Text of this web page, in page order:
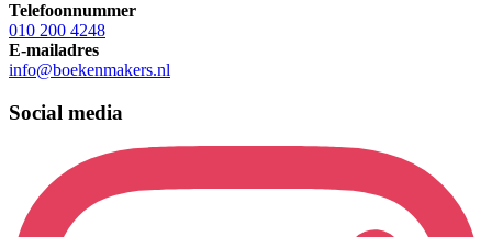
Telefoonnummer
010 200 4248
E-mailadres
info@boekenmakers.nl
Social media